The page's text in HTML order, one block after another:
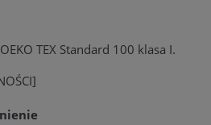
TEX Standard 100 klasa I.